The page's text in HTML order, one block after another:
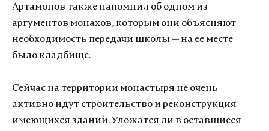
Артамонов также напомнил об одном из
аргументов монахов, которым они объясняют
необходимость передачи школы — на ее месте
было кладбище.
Сейчас на территории монастыря не очень
активно идут строительство и реконструкция
имеющихся зданий. Уложатся ли в оставшиеся